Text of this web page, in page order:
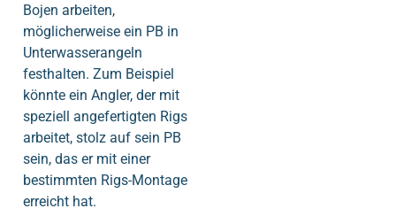
Bojen arbeiten,
möglicherweise ein PB in
Unterwasserangeln
festhalten. Zum Beispiel
könnte ein Angler, der mit
speziell angefertigten Rigs
arbeitet, stolz auf sein PB
sein, das er mit einer
bestimmten Rigs-Montage
erreicht hat.